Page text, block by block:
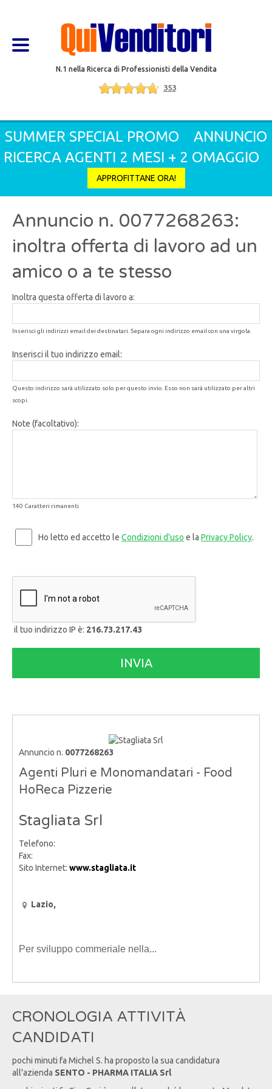
N.1 nella Ricerca di Professionisti della Vendita
353
SUMMER SPECIAL PROMO ANNUNCIO
RICERCA AGENTI 2 MESI + 2 OMAGGIO
APPROFITTANE ORA!
Annuncio n. 0077268263:
inoltra offerta di lavoro ad un
amico o a te stesso
Inoltra questa offerta di lavoro a:
Inserisci gli indirizzi email dei destinatari. Separa ogni indirizzo email con una virgola.
Inserisci il tuo indirizzo email:
Questo indirizzo sarà utilizzato solo per questo invio. Esso non sarà utilizzato per altri
scopi.
Note (facoltativo):
140 Caratteri rimanenti
Ho letto ed accetto le Condizioni d'uso e la Privacy Policy.
il tuo indirizzo IP è: 216.73.217.43
Annuncio n. 0077268263
Agenti Pluri e Monomandatari - Food
HoReca Pizzerie
Stagliata Srl
Telefono:
Fax:
Sito Internet: www.stagliata.it
Lazio,
Per sviluppo commeriale nella...
CRONOLOGIA ATTIVITÀ
CANDIDATI
pochi minuti fa Michel S. ha proposto la sua candidatura
all'azienda SENTO - PHARMA ITALIA Srl